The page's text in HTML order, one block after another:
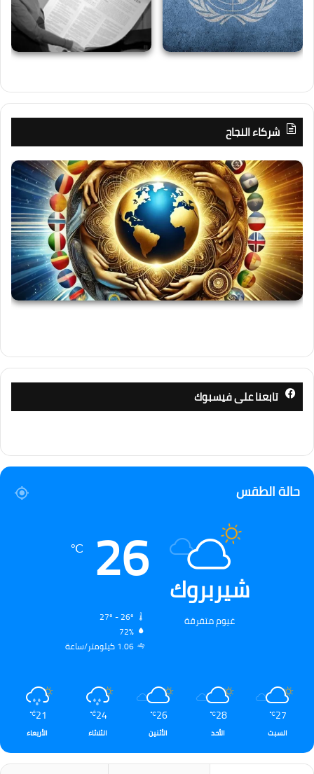
شركاء النجاح
تابعنا على فيسبوك
حالة الطقس
شيربروك
غيوم متفرقة
26
℃
72%
1.06 كيلومتر/ساعة
27
℃
السبت
28
℃
الأحد
26
℃
الأثنين
24
℃
الثلاثاء
21
℃
الأربعاء